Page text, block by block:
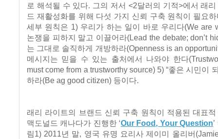
로 해석될 수 있다. 그의 저서 <2달러의 기적>에서 래리
드 재활성화를 위해 다섯 가지 신뢰 구축 원칙이 필요하
세부 원칙은 1) 우리가 하는 일이 바로 우리다(We are
논쟁을 피하지 말고 이끌어라(Lead the debate; don’t
는 그대로 솔직하게 개방하라(Openness is an
메시지는 믿을 수 있는 출처에서 나와야 한다
must come from a trustworthy source) 5) “좋은 시민이
하라(Be ag good citizen) 등이다.
래리 라이트의 브랜드 신뢰 구축 원칙이 적용된 대표
맥도널드 캐나다가 진행한 ‘Our Food, Your Question
림1) 2011년 말, 영국 유명 요리사 제이미 올리버